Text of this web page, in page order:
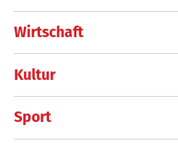
Wirtschaft
Kultur
Sport